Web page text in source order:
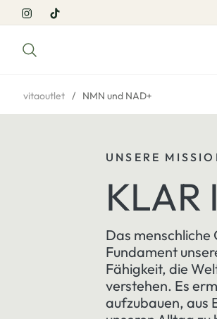
vitaoutlet / NMN und NAD+
UNSERE
KLAR
Das menschliche
Fundament
Fähigkeit, die
verstehen. Es
aufzubauen, aus